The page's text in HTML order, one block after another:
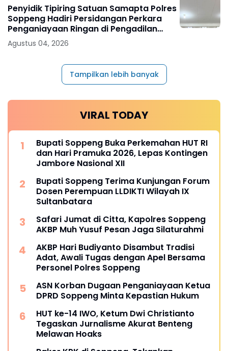
Penyidik Tipiring Satuan Samapta Polres
Soppeng Hadiri Persidangan Perkara
Penganiayaan Ringan di Pengadilan
Negeri Watansoppeng
Agustus 04, 2026
Tampilkan lebih banyak
VIRAL TODAY
Bupati Soppeng Buka Perkemahan HUT RI
dan Hari Pramuka 2026, Lepas Kontingen
Jambore Nasional XII
Bupati Soppeng Terima Kunjungan Forum
Dosen Perempuan LLDIKTI Wilayah IX
Sultanbatara
Safari Jumat di Citta, Kapolres Soppeng
AKBP Muh Yusuf Pesan Jaga Silaturahmi
AKBP Hari Budiyanto Disambut Tradisi
Adat, Awali Tugas dengan Apel Bersama
Personel Polres Soppeng
ASN Korban Dugaan Penganiayaan Ketua
DPRD Soppeng Minta Kepastian Hukum
HUT ke-14 IWO, Ketum Dwi Christianto
Tegaskan Jurnalisme Akurat Benteng
Melawan Hoaks